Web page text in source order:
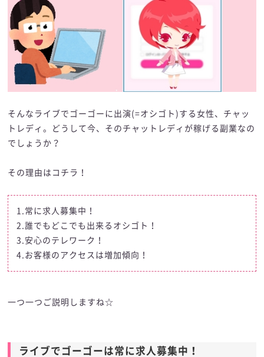
そんなライブでゴーゴーに出演(=オシゴト)する女性、チャッ
トレディ。どうして今、そのチャットレディが稼げる副業なの
でしょうか？
その理由はコチラ！
1.常に求人募集中！
2.誰でもどこでも出来るオシゴト！
3.安心のテレワーク！
4.お客様のアクセスは増加傾向！
一つ一つご説明しますね☆
ライブでゴーゴーは常に求人募集中！